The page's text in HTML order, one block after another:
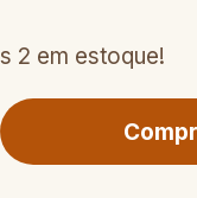
2 em estoque!